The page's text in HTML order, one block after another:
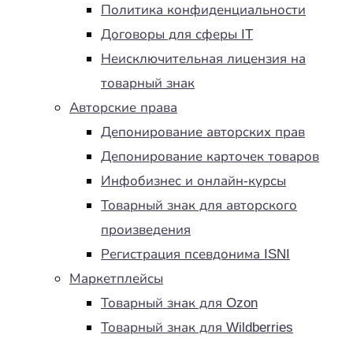
Политика конфиденциальности
Договоры для сферы IT
Неисключительная лицензия на
товарный знак
Авторские права
Депонирование авторских прав
Депонирование карточек товаров
Инфобизнес и онлайн-курсы
Товарный знак для авторского
произведения
Регистрация псевдонима ISNI
Маркетплейсы
Товарный знак для Ozon
Товарный знак для Wildberries